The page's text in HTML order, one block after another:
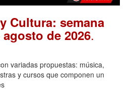
Cultura: semana
de 2026.
variadas propuestas: música,
y cursos que componen un